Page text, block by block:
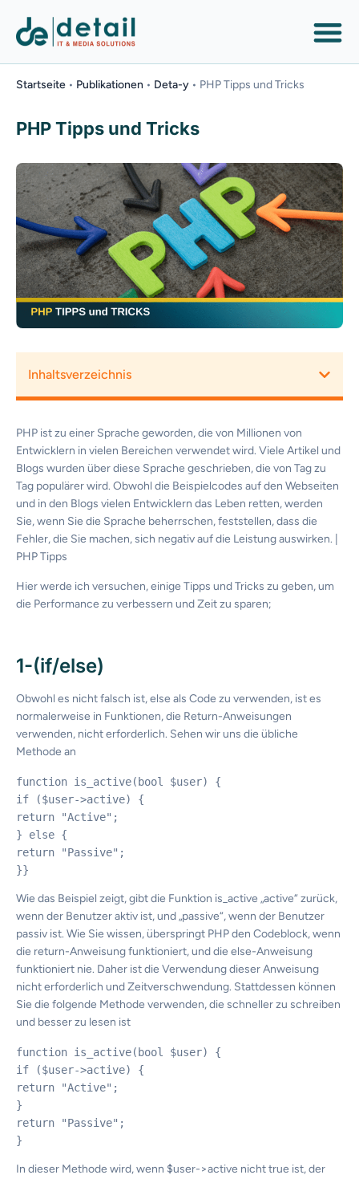
Startseite • Publikationen • Deta-y • PHP Tipps und Tricks
PHP Tipps und Tricks
Inhaltsverzeichnis
PHP ist zu einer Sprache geworden, die von Millionen von
Entwicklern in vielen Bereichen verwendet wird. Viele Artikel und
Blogs wurden über diese Sprache geschrieben, die von Tag zu
Tag populärer wird. Obwohl die Beispielcodes auf den Webseiten
und in den Blogs vielen Entwicklern das Leben retten, werden
Sie, wenn Sie die Sprache beherrschen, feststellen, dass die
Fehler, die Sie machen, sich negativ auf die Leistung auswirken. |
PHP Tipps
Hier werde ich versuchen, einige Tipps und Tricks zu geben, um
die Performance zu verbessern und Zeit zu sparen;
1-(if/else)
Obwohl es nicht falsch ist, else als Code zu verwenden, ist es
normalerweise in Funktionen, die Return-Anweisungen
verwenden, nicht erforderlich. Sehen wir uns die übliche
Methode an
function is_active(bool $user) {
if ($user->active) {
return "Active";
} else {
return "Passive";
Wie das Beispiel zeigt, gibt die Funktion is_active „active“ zurück,
wenn der Benutzer aktiv ist, und „passive“, wenn der Benutzer
passiv ist. Wie Sie wissen, überspringt PHP den Codeblock, wenn
die return-Anweisung funktioniert, und die else-Anweisung
funktioniert nie. Daher ist die Verwendung dieser Anweisung
nicht erforderlich und Zeitverschwendung. Stattdessen können
Sie die folgende Methode verwenden, die schneller zu schreiben
und besser zu lesen ist
function is_active(bool $user) {
if ($user->active) {
return "Active";
}
return "Passive";
In dieser Methode wird, wenn $user->active nicht true ist, der